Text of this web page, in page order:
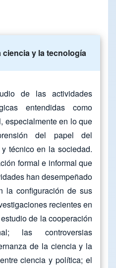
ciencia y la tecnología
de las actividades
entendidas como
especialmente en lo que
del papel del
técnico en la sociedad.
formal e informal que
han desempeñado
la configuración de sus
recientes en
de la cooperación
las controversias
de la ciencia y la
ciencia y política; el